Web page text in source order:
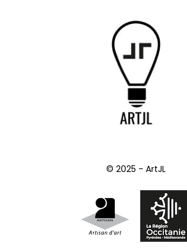
© 2025 - ArtJL